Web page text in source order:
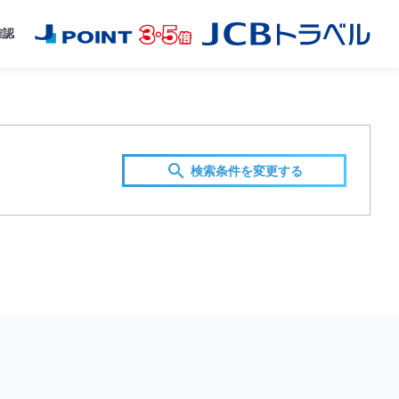
認
検索条件を変更する